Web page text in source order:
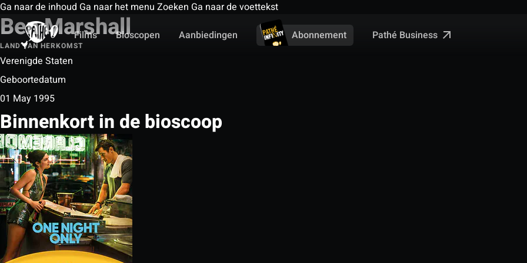
Ga naar de inhoud Ga naar het menu Zoeken Ga naar de voettekst
Films
Bioscopen Aanbiedingen Abonnement Pathé Business
Ben Marshall
LAND VAN HERKOMST
Verenigde Staten
Geboortedatum
01 May 1995
Binnenkort in de bioscoop